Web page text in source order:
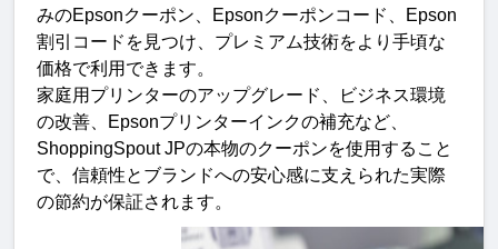
みのEpsonクーポン、 Epsonクーポンコード、
Epson
割引コードを見つけ、プレミアム技術をより手頃な
価格で利用できます。
家庭用プリンターのアップグレード、ビジネス環境
の改善、
Epsonプリンターインクの補充など、
ShoppingSpout JPの本物のクーポンを使用すること
で、信頼性とブランドへの安心感に支えられた実際
の節約が保証されます。